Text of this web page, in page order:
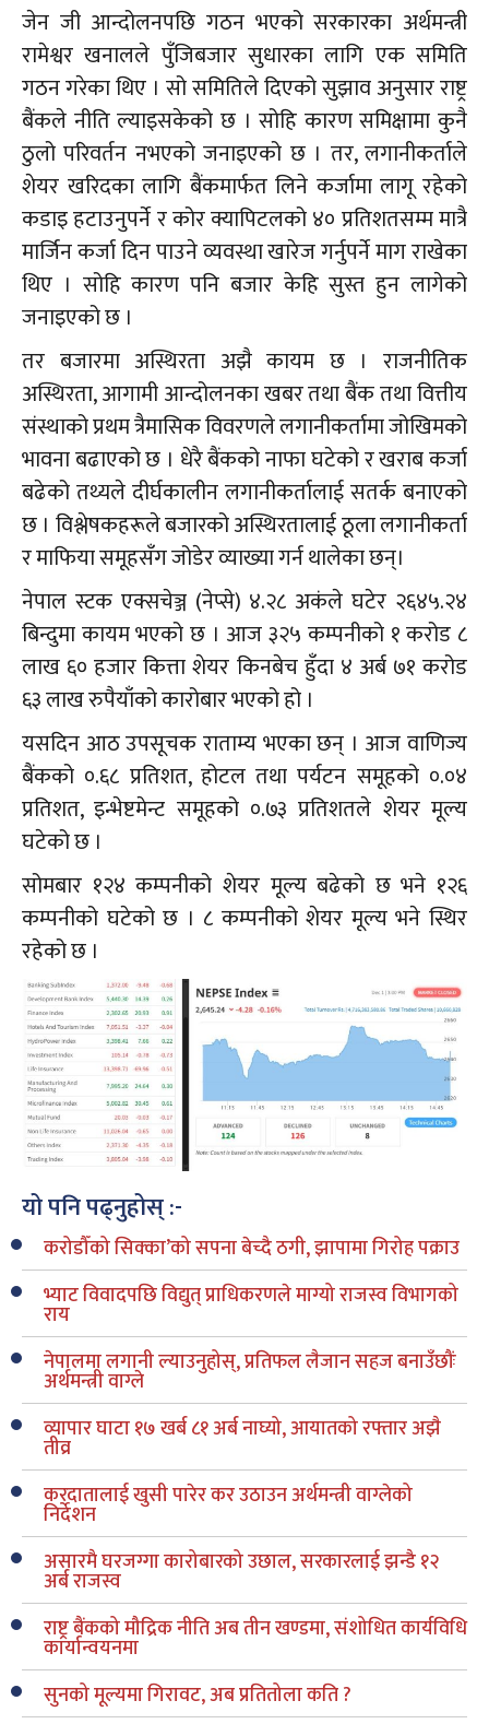
जेन जी आन्दोलनपछि गठन भएको सरकारका अर्थमन्त्री
रामेश्वर खनालले पुँजिबजार सुधारका लागि एक समिति
गठन गरेका थिए । सो समितिले दिएको सुझाव अनुसार राष्ट्र
बैंकले नीति ल्याइसकेको छ । सोहि कारण समिक्षामा कुनै
ठुलो परिवर्तन नभएको जनाइएको छ । तर, लगानीकर्ताले
शेयर खरिदका लागि बैंकमार्फत लिने कर्जामा लागू रहेको
कडाइ हटाउनुपर्ने र कोर क्यापिटलको ४० प्रतिशतसम्म मात्रै
मार्जिन कर्जा दिन पाउने व्यवस्था खारेज गर्नुपर्ने माग राखेका
थिए । सोहि कारण पनि बजार केहि सुस्त हुन लागेको
जनाइएको छ ।
तर बजारमा अस्थिरता अझै कायम छ । राजनीतिक
अस्थिरता, आगामी आन्दोलनका खबर तथा बैंक तथा वित्तीय
संस्थाको प्रथम त्रैमासिक विवरणले लगानीकर्तामा जोखिमको
भावना बढाएको छ । धेरै बैंकको नाफा घटेको र खराब कर्जा
बढेको तथ्यले दीर्घकालीन लगानीकर्तालाई सतर्क बनाएको
छ । विश्लेषकहरूले बजारको अस्थिरतालाई ठूला लगानीकर्ता
र माफिया समूहसँग जोडेर व्याख्या गर्न थालेका छन्।
नेपाल स्टक एक्सचेञ्ज (नेप्से) ४.२८ अकंले घटेर २६४५.२४
बिन्दुमा कायम भएको छ । आज ३२५ कम्पनीको १ करोड ८
लाख ६० हजार कित्ता शेयर किनबेच हुँदा ४ अर्ब ७१ करोड
६३ लाख रुपैयाँको कारोबार भएको हो ।
यसदिन आठ उपसूचक राताम्य भएका छन् । आज वाणिज्य
बैंकको ०.६८ प्रतिशत, होटल तथा पर्यटन समूहको ०.०४
प्रतिशत, इन्भेष्टमेन्ट समूहको ०.७३ प्रतिशतले शेयर मूल्य
घटेको छ ।
सोमबार १२४ कम्पनीको शेयर मूल्य बढेको छ भने १२६
कम्पनीको घटेको छ । ८ कम्पनीको शेयर मूल्य भने स्थिर
रहेको छ ।
यो पनि पढ्नुहोस् :-
करोडौँको सिक्का’को सपना बेच्दै ठगी, झापामा गिरोह पक्राउ
भ्याट विवादपछि विद्युत् प्राधिकरणले माग्यो राजस्व विभागको
राय
नेपालमा लगानी ल्याउनुहोस्, प्रतिफल लैजान सहज बनाउँछौंः
अर्थमन्त्री वाग्ले
व्यापार घाटा १७ खर्ब ८१ अर्ब नाघ्यो, आयातको रफ्तार अझै
तीव्र
करदातालाई खुसी पारेर कर उठाउन अर्थमन्त्री वाग्लेको
निर्देशन
असारमै घरजग्गा कारोबारको उछाल, सरकारलाई झन्डै १२
अर्ब राजस्व
राष्ट्र बैंकको मौद्रिक नीति अब तीन खण्डमा, संशोधित कार्यविधि
कार्यान्वयनमा
सुनको मूल्यमा गिरावट, अब प्रतितोला कति ?